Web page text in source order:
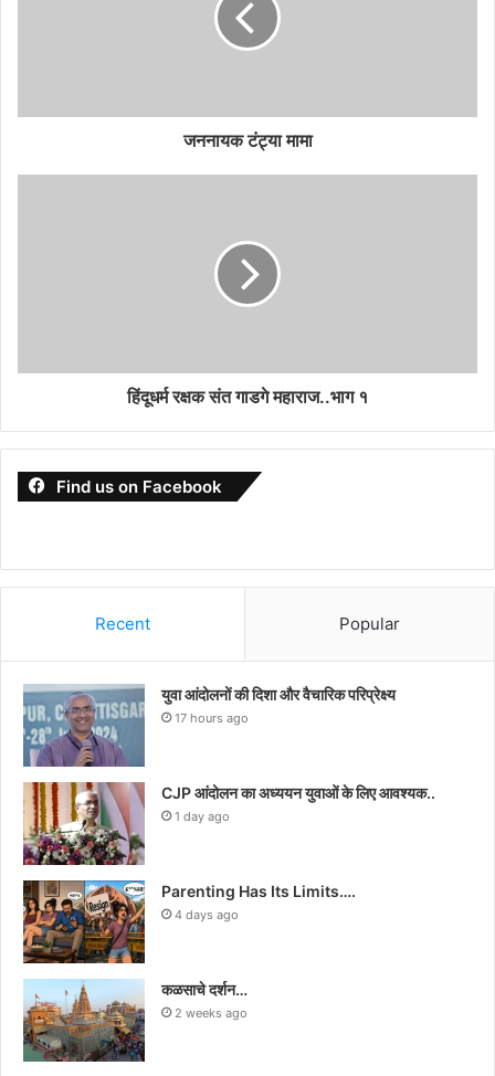
जननायक टंट्या मामा
हिंदूधर्म रक्षक संत गाडगे महाराज..भाग १
Find us on Facebook
Recent Popular
युवा आंदोलनों की दिशा और वैचारिक परिप्रेक्ष्य
17 hours ago
CJP आंदोलन का अध्ययन युवाओं के लिए आवश्यक..
1 day ago
Parenting Has Its Limits….
4 days ago
कळसाचे दर्शन…
2 weeks ago